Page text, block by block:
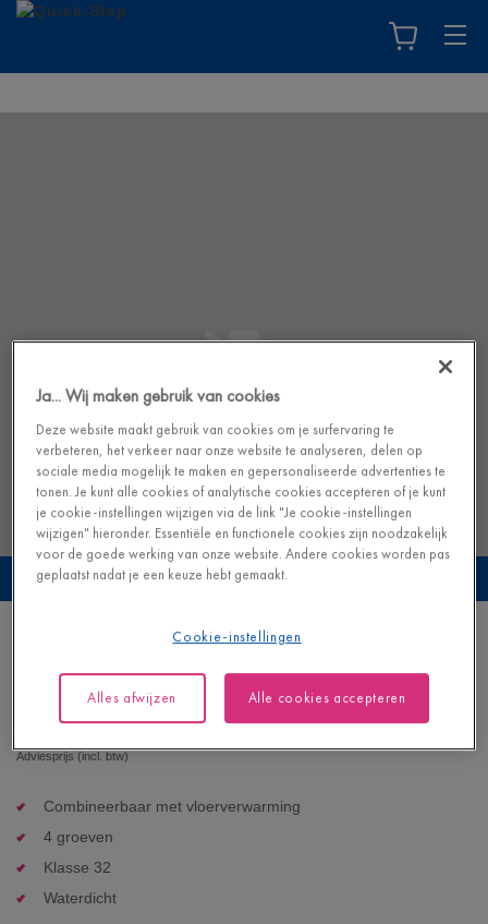
Bekijk deze vloer in je eigen interieur
Geborstelde beige eik
LAMINAAT - CAPTURE |SIG4764
39,95 €/m²
Adviesprijs (incl. btw)
Combineerbaar met vloerverwarming
4 groeven
Klasse 32
Waterdicht
Ja... Wij maken gebruik van cookies
Deze website maakt gebruik van cookies om je surfervaring te
verbeteren, het verkeer naar onze website te analyseren, delen op
sociale media mogelijk te maken en gepersonaliseerde advertenties te
tonen. Je kunt alle cookies of analytische cookies accepteren of je kunt
je cookie-instellingen wijzigen via de link "Je cookie-instellingen
wijzigen" hieronder. Essentiële en functionele cookies zijn noodzakelijk
voor de goede werking van onze website. Andere cookies worden pas
geplaatst nadat je een keuze hebt gemaakt.
Cookie-instellingen
Alles afwijzen Alle cookies accepteren